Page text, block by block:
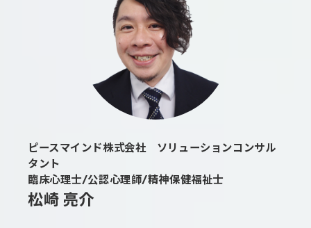
ピースマインド株式会社 ソリューションコンサル
タント
臨床心理士/公認心理師/精神保健福祉士
松崎 亮介